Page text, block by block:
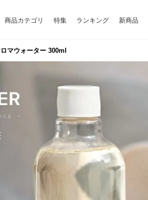
商品カテゴリ 特集 ランキング 新商品
マウォーター 300ml